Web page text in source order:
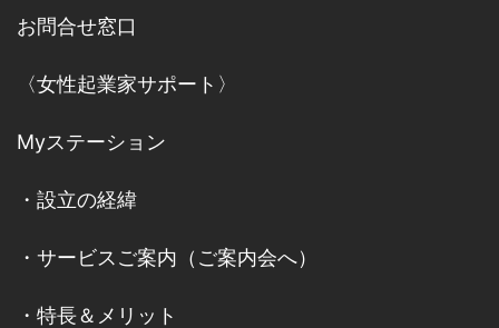
お問合せ窓口
〈女性起業家サポート〉
Myステーション
・ 設立の経緯
・ サービスご案内 （ ご案内会へ）
・ 特長＆メリット